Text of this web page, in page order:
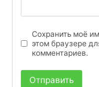
Сохранить моё
этом браузере
комментариев.